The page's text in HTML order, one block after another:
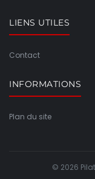
LIENS UTILES
Contact
INFORMATIONS
Plan du site
© 2026